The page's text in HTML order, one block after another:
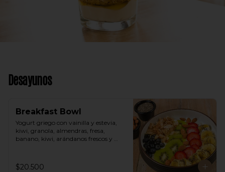
Desayunos
Breakfast Bowl
Yogurt griego con vainilla y estevia,
kiwi, granola, almendras, fresa,
banano, kiwi, arándanos frescos y
$20.500